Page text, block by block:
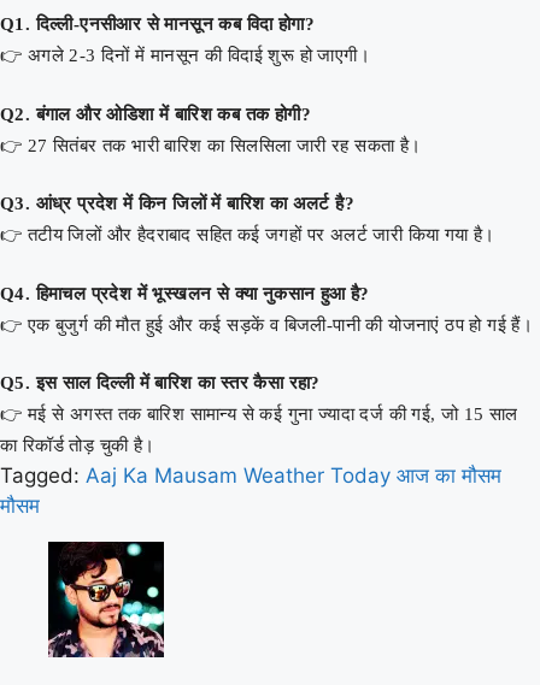
Q1. दिल्ली-एनसीआर से मानसून कब विदा होगा?
👉 अगले 2-3 दिनों में मानसून की विदाई शुरू हो जाएगी।
Q2. बंगाल और ओडिशा में बारिश कब तक होगी?
👉 27 सितंबर तक भारी बारिश का सिलसिला जारी रह सकता है।
Q3. आंध्र प्रदेश में किन जिलों में बारिश का अलर्ट है?
👉 तटीय जिलों और हैदराबाद सहित कई जगहों पर अलर्ट जारी किया गया है।
Q4. हिमाचल प्रदेश में भूस्खलन से क्या नुकसान हुआ है?
👉 एक बुजुर्ग की मौत हुई और कई सड़कें व बिजली-पानी की योजनाएं ठप हो गई हैं।
Q5. इस साल दिल्ली में बारिश का स्तर कैसा रहा?
👉 मई से अगस्त तक बारिश सामान्य से कई गुना ज्यादा दर्ज की गई, जो 15 साल
का रिकॉर्ड तोड़ चुकी है।
Tagged: Aaj Ka Mausam Weather Today आज का मौसम
मौसम